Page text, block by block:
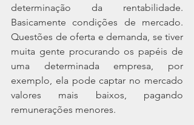
determinação da rentabilidade.
Basicamente condições de mercado.
Questões de oferta e demanda, se tiver
muita gente procurando os papéis de
uma determinada empresa, por
exemplo, ela pode captar no mercado
valores mais baixos, pagando
remunerações menores.